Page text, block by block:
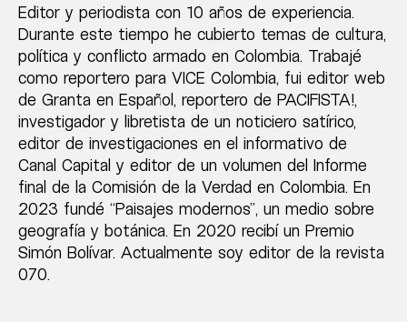
Editor y periodista con 10 años de experiencia.
Durante este tiempo he cubierto temas de cultura,
política y conflicto armado en Colombia. Trabajé
como reportero para VICE Colombia, fui editor web
de Granta en Español, reportero de PACIFISTA!,
investigador y libretista de un noticiero satírico,
editor de investigaciones en el informativo de
Canal Capital y editor de un volumen del Informe
final de la Comisión de la Verdad en Colombia. En
2023 fundé “Paisajes modernos”, un medio sobre
geografía y botánica. En 2020 recibí un Premio
Simón Bolívar. Actualmente soy editor de la revista
070.